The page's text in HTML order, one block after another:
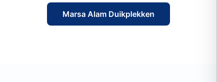
Marsa Alam Duikplekken